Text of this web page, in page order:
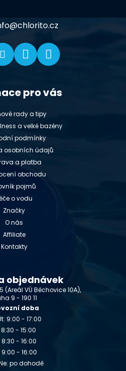
@chlorito.cz
pro vás
rady a tipy
a velké bazény
podmínky
osobních údajů
a platba
obchodu
pojmů
o vodu
Značky
O nás
Affiliate
Kontakty
objednávek
(Areál VÚ Běchovice 10A),
9 - 190 11
doba
9:00 - 17:00
8:30 - 15:00
8:30 - 16:00
9:00 - 16:00
po dohodě